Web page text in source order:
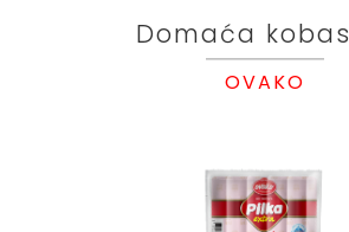
Domaća
OVAKO